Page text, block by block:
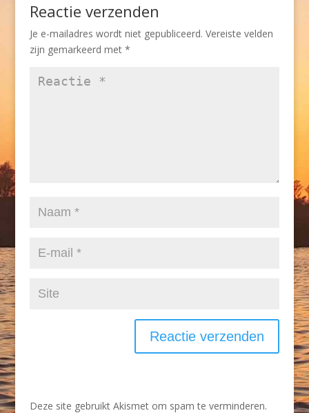
Reactie verzenden
Je e-mailadres wordt niet gepubliceerd. Vereiste velden
zijn gemarkeerd met *
Deze site gebruikt Akismet om spam te verminderen.